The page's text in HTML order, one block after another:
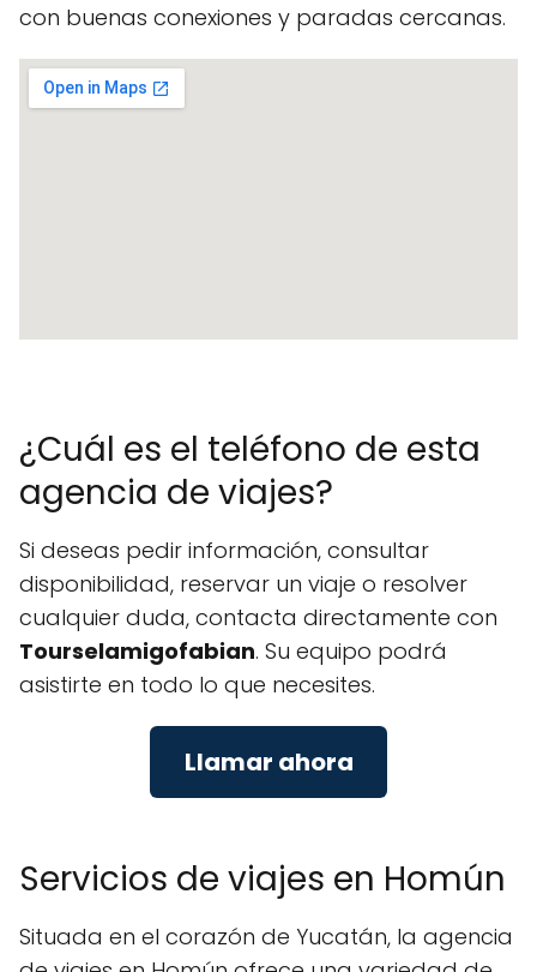
con buenas conexiones y paradas cercanas.
¿Cuál es el teléfono de esta
agencia de viajes?
Si deseas pedir información, consultar
disponibilidad, reservar un viaje o resolver
cualquier duda, contacta directamente con
Tourselamigofabian. Su equipo podrá
asistirte en todo lo que necesites.
Llamar ahora
Servicios de viajes en Homún
Situada en el corazón de Yucatán, la agencia